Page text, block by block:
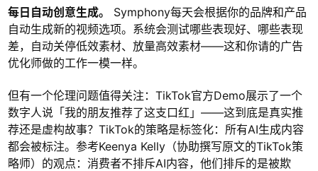
每日自动创意生成。
Symphony每天会根据你的品牌和产品
自动生成新的视频选项。系统会测试哪些表现好、哪些表现
差，自动关停低效素材、放量高效素材——这和你请的广告
优化师做的工作一模一样。
但有一个伦理问题值得关注：TikTok官方Demo展示了一个
数字人说「我的朋友推荐了这支口红」——这到底是真实推
荐还是虚构故事？TikTok的策略是标签化：所有AI生成内容
都会被标注。参考Keenya Kelly（协助撰写原文的TikTok策
略师）的观点：消费者不排斥AI内容，他们排斥的是被欺